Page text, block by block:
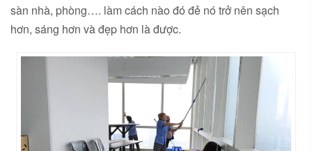
sàn nhà, phòng…. làm cách nào đó đẻ nó trở nên sạch
hơn, sáng hơn và đẹp hơn là được.